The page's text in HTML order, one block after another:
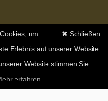
✖ Schließen
um
Erlebnis auf unserer Website
Website stimmen Sie
erfahren